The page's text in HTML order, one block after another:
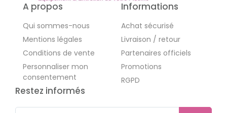
A propos
Qui sommes-nous
Mentions légales
Conditions de vente
Personnaliser mon
consentement
Informations
Achat sécurisé
Livraison / retour
Partenaires officiels
Promotions
RGPD
Restez informés